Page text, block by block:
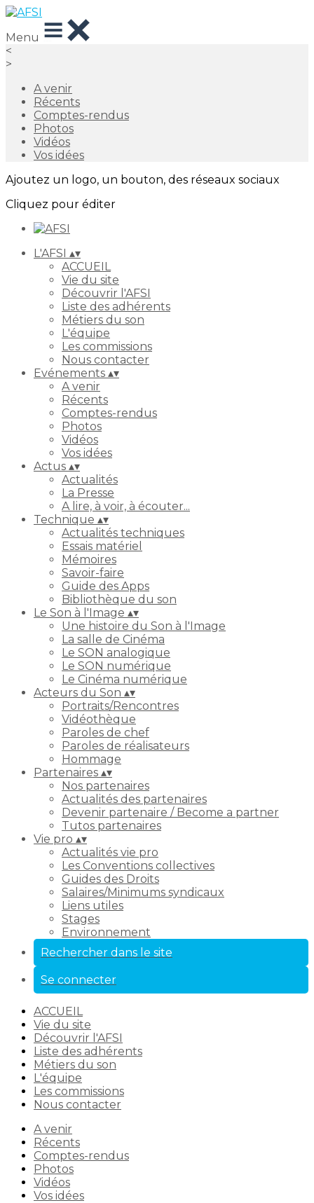
Menu
<
>
A venir
Récents
Comptes-rendus
Photos
Vidéos
Vos idées
Ajoutez un logo, un bouton, des réseaux sociaux
Cliquez pour éditer
L'AFSI ▴▾
ACCUEIL
Vie du site
Découvrir l'AFSI
Liste des adhérents
Métiers du son
L'équipe
Les commissions
Nous contacter
Evénements ▴▾
A venir
Récents
Comptes-rendus
Photos
Vidéos
Vos idées
Actus ▴▾
Actualités
La Presse
A lire, à voir, à écouter...
Technique ▴▾
Actualités techniques
Essais matériel
Mémoires
Savoir-faire
Guide des Apps
Bibliothèque du son
Le Son à l'Image ▴▾
Une histoire du Son à l'Image
La salle de Cinéma
Le SON analogique
Le SON numérique
Le Cinéma numérique
Acteurs du Son ▴▾
Portraits/Rencontres
Vidéothèque
Paroles de chef
Paroles de réalisateurs
Hommage
Partenaires ▴▾
Nos partenaires
Actualités des partenaires
Devenir partenaire / Become a partner
Tutos partenaires
Vie pro ▴▾
Actualités vie pro
Les Conventions collectives
Guides des Droits
Salaires/Minimums syndicaux
Liens utiles
Stages
Environnement
Rechercher dans le site
Se connecter
ACCUEIL
Vie du site
Découvrir l'AFSI
Liste des adhérents
Métiers du son
L'équipe
Les commissions
Nous contacter
A venir
Récents
Comptes-rendus
Photos
Vidéos
Vos idées